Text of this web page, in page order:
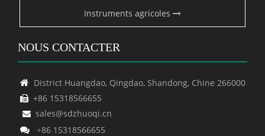
Instruments agricoles
NOUS CONTACTER
 District Huangdao, Qingdao, Shandong, Chine 266000
 +86 15318566655
 sales@sdzhuoqi.cn
 +86 15318566655